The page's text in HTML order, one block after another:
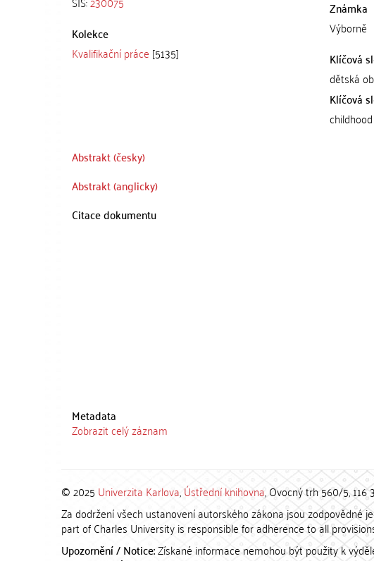
Kolekce
Kvalifikační práce [5135]
Známka
Výborně
Klíčová
dětská
Klíčová
Abstrakt (česky)
Abstrakt (anglicky)
Citace dokumentu
Metadata
Zobrazit celý záznam
© 2025 Univerzita Karlova,Ústřední knihovna, Ovocný trh 560/5, 116
Za dodržení všech ustanovení autorského zákona jsou zodpovědné
part of Charles University is responsible for adherence to all
Upozornění / Notice:Získané informace nemohou být použity k